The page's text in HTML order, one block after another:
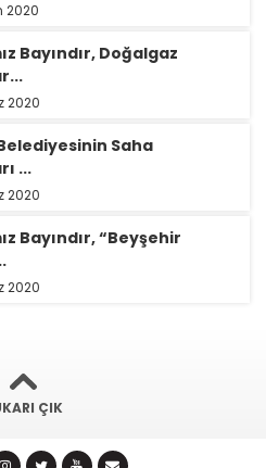
2020
Bayındır, Doğalgaz
2020
Saha
...
2020
Bayındır, “Beyşehir
2020
ÇIK